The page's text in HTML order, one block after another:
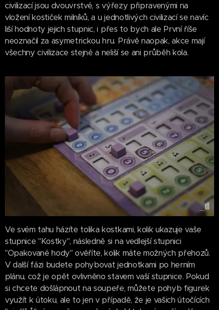
civilizací jsou dvouvrstvé, s výřezy připravenými na
vložení kostiček milníků, a u jednotlivých civilizací se navíc
liší hodnoty jejich stupnic, i přes to bych ale První říše
neoznačil za asymetrickou hru. Právě naopak, akce mají
všechny civilizace stejné a neliší se ani průběh kola.
Ve svém tahu házíte tolika kostkami, kolik ukazuje vaše
stupnice "Kostky", následně si na vedlejší stupnici
"Opakované hody" ověříte, kolik máte možných přehozů.
V další fázi budete pohybovat jednotkami po herním
plánu, což je opět ovlivněno stavem vaší stupnice. Pokud
si chcete došlápnout na soupeře, můžete pohyb figurek
využít k útoku, ale to jen v případě, že je vašich útočících